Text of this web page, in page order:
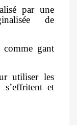
par une
de
gant
utiliser les
et